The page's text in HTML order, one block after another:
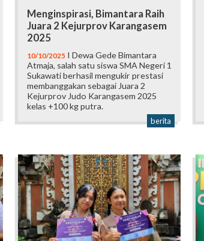
Menginspirasi, Bimantara Raih
Juara 2 Kejurprov Karangasem
2025
10/10/2025 I Dewa Gede Bimantara
Atmaja, salah satu siswa SMA Negeri 1
Sukawati berhasil mengukir prestasi
membanggakan sebagai Juara 2
Kejurprov Judo Karangasem 2025
kelas +100 kg putra.
berita